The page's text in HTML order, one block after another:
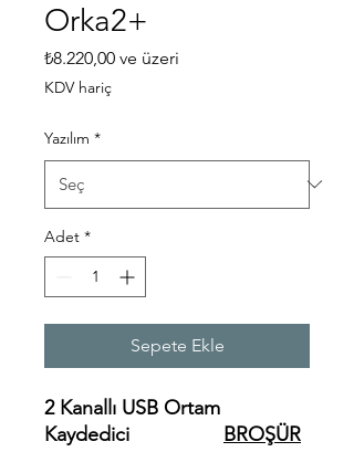
Orka2+
₺8.220,00 ve üzeri
KDV hariç
Yazılım *
Adet *
Sepete Ekle
2 Kanallı USB Ortam
Kaydedici BROŞÜR